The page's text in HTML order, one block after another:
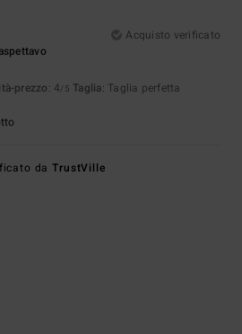
Acquisto verificato
prezzo: 4/5 Taglia: Taglia perfetta
daTrustVille